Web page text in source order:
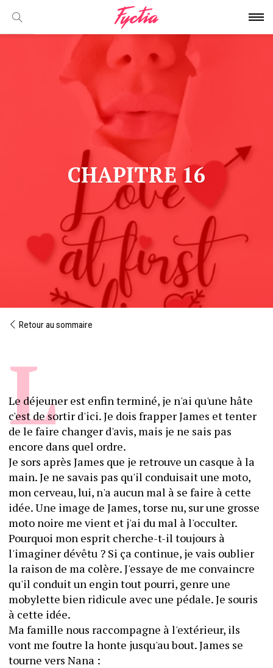
CHAPITRE 16
Retour au sommaire
Le déjeuner est enfin terminé, je n'ai qu'une hâte
c'est de sortir d'ici. Je dois frapper James et tenter
de le faire changer d'avis, mais je ne sais pas
Je sors après James que je retrouve un casque à la
main. Je ne savais pas qu'il conduisait une moto,
mon cerveau, lui, n'a aucun mal à se faire à cette
idée. Une image de James, torse nu, sur une grosse
moto noire me vient et j'ai du mal à l'occulter.
Pourquoi mon esprit cherche-t-il toujours à
l'imaginer dévêtu ? Si ça continue, je vais oublier
la raison de ma colère. J'essaye de me convaincre
qu'il conduit un engin tout pourri, genre une
mobylette bien ridicule avec une pédale. Je souris
à cette idée.
Ma famille nous raccompagne à l'extérieur, ils
vont me foutre la honte jusqu'au bout. James se
tourne vers Nana :